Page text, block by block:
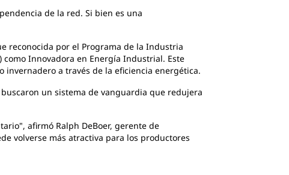
de la red. Si bien es una
reconocida por el Programa de la Industria
como Innovadora en Energía Industrial. Este
invernadero a través de la eficiencia energética.
un sistema de vanguardia que redujera
afirmó Ralph DeBoer, gerente de
volverse más atractiva para los productores